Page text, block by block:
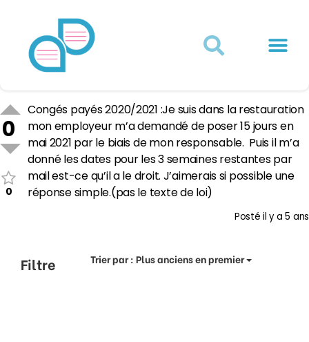
0
0
Congés payés 2020/2021 :Je suis dans la restauration
mon employeur m’a demandé de poser 15 jours en
mai 2021 par le biais de mon responsable. Puis il m’a
donné les dates pour les 3 semaines restantes par
mail est-ce qu’il a le droit. J’aimerais si possible une
réponse simple.(pas le texte de loi)
Postéil y a 5 ans
Filtre Trier par :Plus anciens en premier